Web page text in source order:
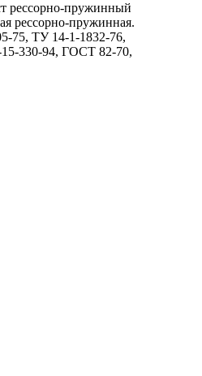
рессорно-пружинный
рессорно-пружинная.
75, ТУ 14-1-1832-76,
330-94, ГОСТ 82-70,